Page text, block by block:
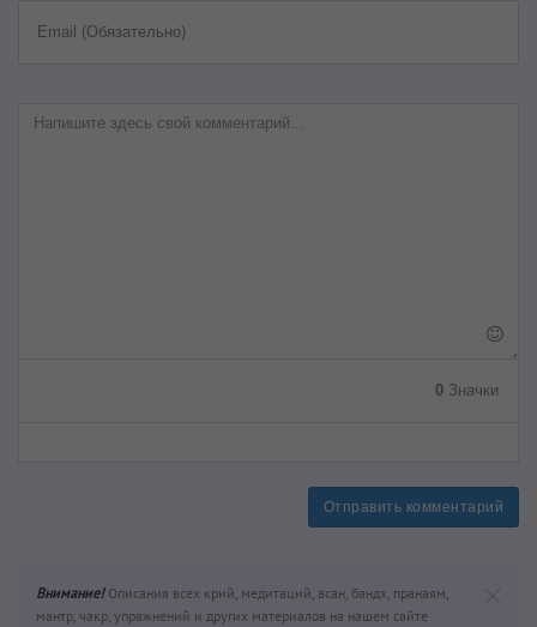
Email (Обязательно)
0 Значки
Отправить комментарий
Внимание!Описания всех крий, медитаций, асан, бандх, пранаям,
мантр, чакр, упражнений и других материалов на нашем сайте